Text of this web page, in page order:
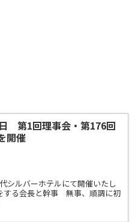
第1回理事会・第176回
開催
シルバーホテルにて開催いたし
する会長と幹事 無事、順調に初